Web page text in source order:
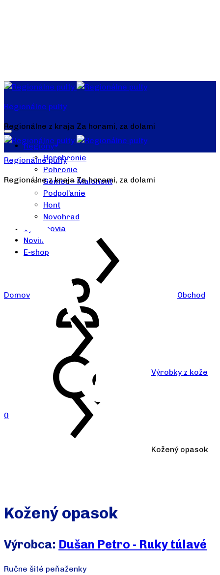
Regionálne pulty
Regionálne z kraja Za horami, za dolami
Regióny
Horehronie
Pohronie
Gemer – Malohont
Podpoľanie
Hont
Novohrad
Výrobcovia
Novinky
E-shop
Regionálne pulty
Regionálne z kraja Za horami, za dolami
0
Domov Obchod
Výrobky z kože
Kožený opasok
Kožený opasok
Výrobca: Dušan Petro - Ruky túlavé
Ručne šité peňaženky